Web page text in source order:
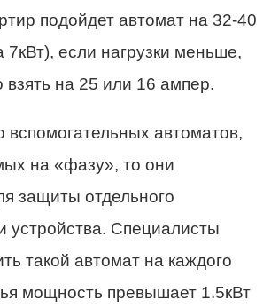
подойдет автомат на 32-40
7кВт), если нагрузки меньше,
на 25 или 16 ампер.
вспомогательных автоматов,
на «фазу», то они
защиты отдельного
устройства. Специалисты
такой автомат на каждого
мощность превышает 1.5кВт